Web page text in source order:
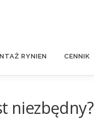
RYNIEN CENNIK
niezbędny?